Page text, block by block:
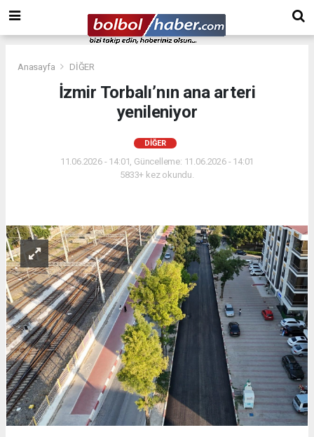
Anasayfa DİĞER
İzmir Torbalı’nın ana arteri
yenileniyor
DİĞER
11.06.2026 - 14:01, Güncelleme: 11.06.2026 - 14:01
5833+ kez okundu.